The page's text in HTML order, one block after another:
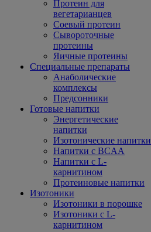
Протеин для
вегетарианцев
Соевый протеин
Сывороточные
протеины
Яичные протеины
Специальные препараты
Анаболические
комплексы
Предсонники
Готовые напитки
Энергетические
напитки
Изотонические напитки
Напитки с BCAA
Напитки с L-
карнитином
Протеиновые напитки
Изотоники
Изотоники в порошке
Изотоники с L-
карнитином